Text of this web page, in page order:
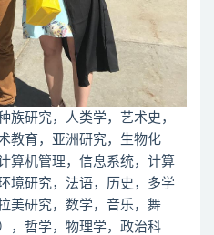
族研究，人类学，艺术史，
教育，亚洲研究，生物化
算机管理，信息系统，计算
境研究，法语，历史，多学
美研究，数学，音乐，舞
，哲学，物理学，政治科